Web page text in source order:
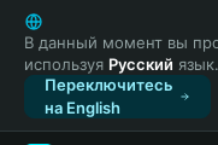
English
日本語
Tiếng Việt
Русский
Español
В данный момент вы
используя Русский
Переключитесь
на English